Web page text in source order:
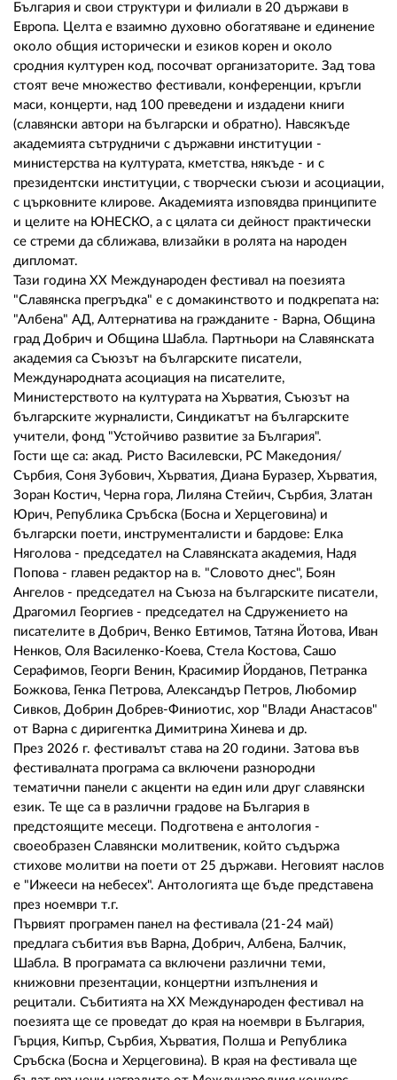
България и свои структури и филиали в 20 държави в
Европа. Целта е взаимно духовно обогатяване и единение
около общия исторически и езиков корен и около
сродния културен код, посочват организаторите. Зад това
стоят вече множество фестивали, конференции, кръгли
маси, концерти, над 100 преведени и издадени книги
(славянски автори на български и обратно). Навсякъде
академията сътрудничи с държавни институции -
министерства на културата, кметства, някъде - и с
президентски институции, с творчески съюзи и асоциации,
с църковните клирове. Академията изповядва принципите
и целите на ЮНЕСКО, а с цялата си дейност практически
се стреми да сближава, влизайки в ролята на народен
дипломат.
Тази година ХХ Международен фестивал на поезията
"Славянска прегръдка" е с домакинството и подкрепата на:
"Албена" АД, Алтернатива на гражданите - Варна, Община
град Добрич и Община Шабла. Партньори на Славянската
академия са Съюзът на българските писатели,
Международната асоциация на писателите,
Министерството на културата на Хърватия, Съюзът на
българските журналисти, Синдикатът на българските
учители, фонд "Устойчиво развитие за България".
Гости ще са: акад. Ристо Василевски, РС Македония/
Сърбия, Соня Зубович, Хърватия, Диана Буразер, Хърватия,
Зоран Костич, Черна гора, Лиляна Стейич, Сърбия, Златан
Юрич, Република Сръбска (Босна и Херцеговина) и
български поети, инструменталисти и бардове: Елка
Няголова - председател на Славянската академия, Надя
Попова - главен редактор на в. "Словото днес", Боян
Ангелов - председател на Съюза на българските писатели,
Драгомил Георгиев - председател на Сдружението на
писателите в Добрич, Венко Евтимов, Татяна Йотова, Иван
Ненков, Оля Василенко-Коева, Стела Костова, Сашо
Серафимов, Георги Венин, Красимир Йорданов, Петранка
Божкова, Генка Петрова, Александър Петров, Любомир
Сивков, Добрин Добрев-Финиотис, хор "Влади Анастасов"
от Варна с диригентка Димитрина Хинева и др.
През 2026 г. фестивалът става на 20 години. Затова във
фестивалната програма са включени разнородни
тематични панели с акценти на един или друг славянски
език. Те ще са в различни градове на България в
предстоящите месеци. Подготвена е антология -
своеобразен Славянски молитвеник, който съдържа
стихове молитви на поети от 25 държави. Неговият наслов
е "Ижееси на небесех". Антологията ще бъде представена
през ноември т.г.
Първият програмен панел на фестивала (21-24 май)
предлага събития във Варна, Добрич, Албена, Балчик,
Шабла. В програмата са включени различни теми,
книжовни презентации, концертни изпълнения и
рецитали. Събитията на ХХ Международен фестивал на
поезията ще се проведат до края на ноември в България,
Гърция, Кипър, Сърбия, Хърватия, Полша и Република
Сръбска (Босна и Херцеговина). В края на фестивала ще